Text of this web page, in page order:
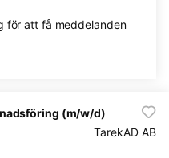
för att få meddelanden
(m/w/d)
TarekAD AB